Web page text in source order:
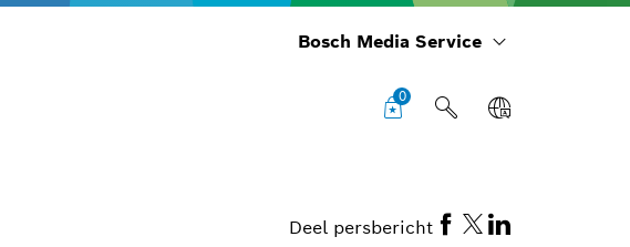
Bosch Media Service
0
Deel persbericht